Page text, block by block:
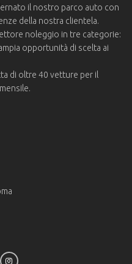
il nostro parco auto con
della nostra clientela.
noleggio in tre categorie:
opportunità di scelta ai
di oltre 40 vetture per il